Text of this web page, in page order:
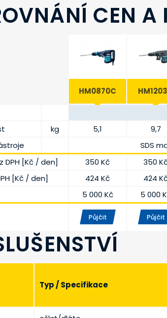
CEN A
HM0870C
kg 5,1 9,7
SDS
Půjčit Půjčit
DPH [Kč / den] 350 Kč 350
[Kč / den]
424 Kč 424
5 000 Kč 5 000
Typ / Specifikace